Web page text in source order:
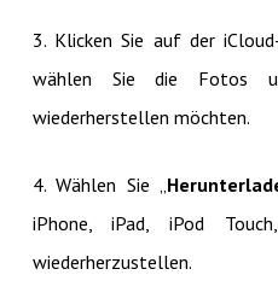
3. Klicken Sie auf der
wählen Sie die Fotos
wiederherstellen möchten.
4. Wählen Sie „
iPhone, iPad, iPod
wiederherzustellen.